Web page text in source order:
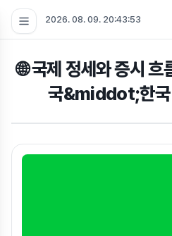
2026. 08. 09. 20:43:54
🌐 국제 정세와 증시 흐
국&middot;한국